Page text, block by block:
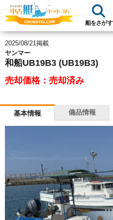
船をさがす
2025/08/21掲載
ヤンマー
和船UB19B3 (UB19B3)
売却価格：売却済み
基本情報 備品情報